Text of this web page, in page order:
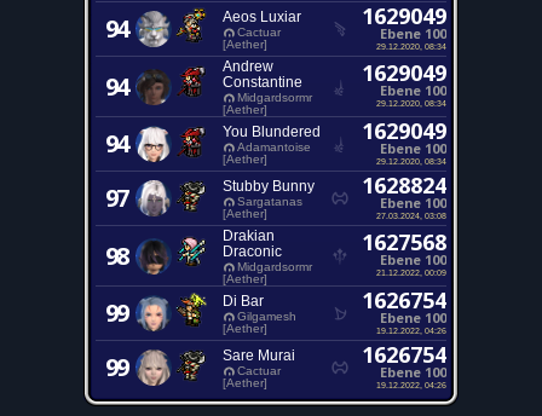
94 Aeos Luxiar
Cactuar
[Aether]
1629049
Ebene 100
29.12.2020, 08:34
94
Andrew
Constantine
Midgardsormr
[Aether]
1629049
Ebene 100
29.12.2020, 08:34
94 You Blundered
Adamantoise
[Aether]
1629049
Ebene 100
29.12.2020, 08:34
97 Stubby Bunny
Sargatanas
[Aether]
1628824
Ebene 100
27.03.2024, 03:08
98
Drakian
Draconic
Midgardsormr
[Aether]
1627568
Ebene 100
21.12.2022, 00:09
99 Di Bar
Gilgamesh
[Aether]
1626754
Ebene 100
19.12.2022, 04:26
99 Sare Murai
Cactuar
[Aether]
1626754
Ebene 100
19.12.2022, 04:26